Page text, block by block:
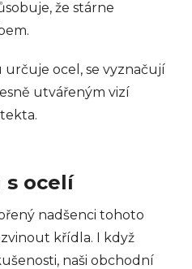
že stárne
určuje ocel, se vyznačují
utvářeným vizí
s ocelí
nadšenci tohoto
křídla. I když
naši obchodní